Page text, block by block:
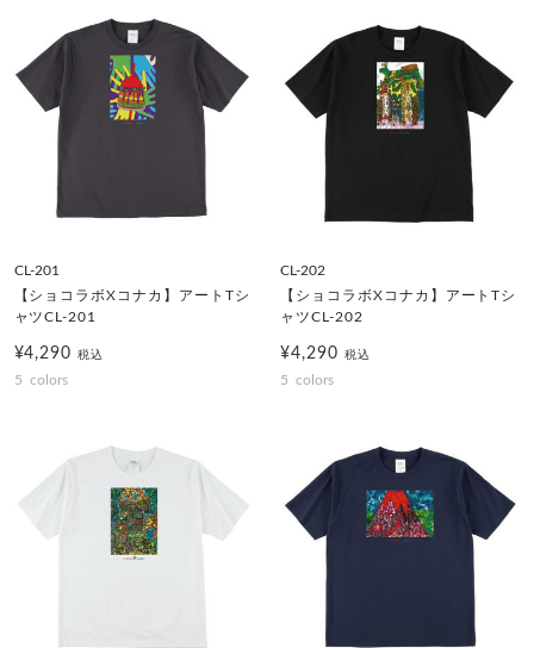
CL-201
【ショコラボXコナカ】アートTシ
ャツCL-201
¥4,290税込
5 colors
CL-202
【ショコラボXコナカ】アートTシ
ャツCL-202
¥4,290 税込
5 colors